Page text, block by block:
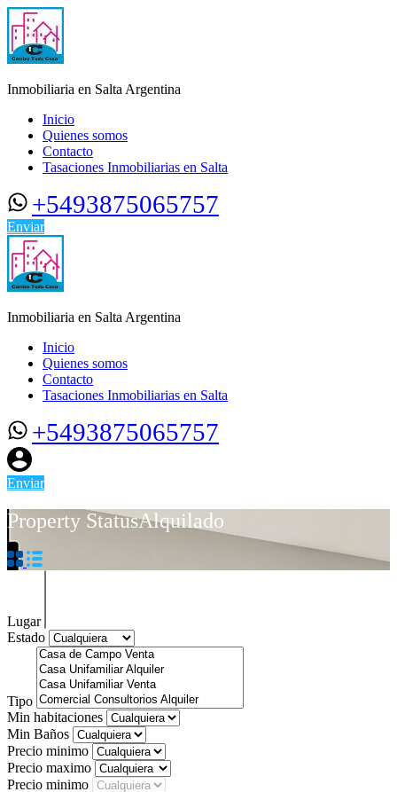
Inmobiliaria en Salta Argentina
Inicio
Quienes somos
Contacto
Tasaciones Inmobiliarias en Salta
+5493875065757
Enviar
Inmobiliaria en Salta Argentina
Inicio
Quienes somos
Contacto
Tasaciones Inmobiliarias en Salta
+5493875065757
Enviar
Property StatusAlquilado
Lugar
Estado
Tipo
Min habitaciones
Min Baños
Precio minimo
Precio maximo
Precio minimo